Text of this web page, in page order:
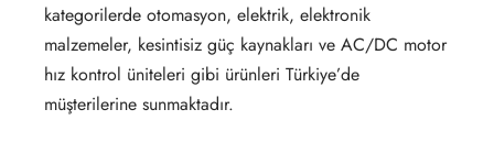
kategorilerde otomasyon, elektrik, elektronik
malzemeler, kesintisiz güç kaynakları ve AC/DC motor
hız kontrol üniteleri gibi ürünleri Türkiye’de
müşterilerine sunmaktadır.